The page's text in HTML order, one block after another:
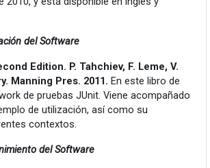
del Software
Edition. P. Tahchiev, F. Leme, V.
Manning Pres. 2011. En este libro de
de pruebas JUnit. Viene acompañado
de utilización, así como su
contextos.
del Software